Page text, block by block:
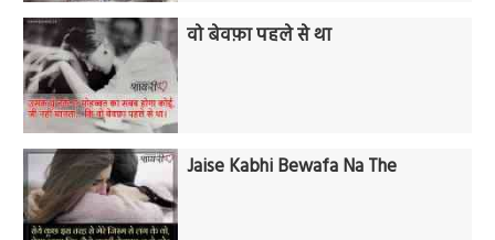
वो बेवफ़ा पहले से था
Jaise Kabhi Bewafa Na The